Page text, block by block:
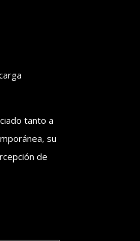
tanto a
su
de